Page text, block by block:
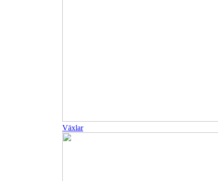
Växlar